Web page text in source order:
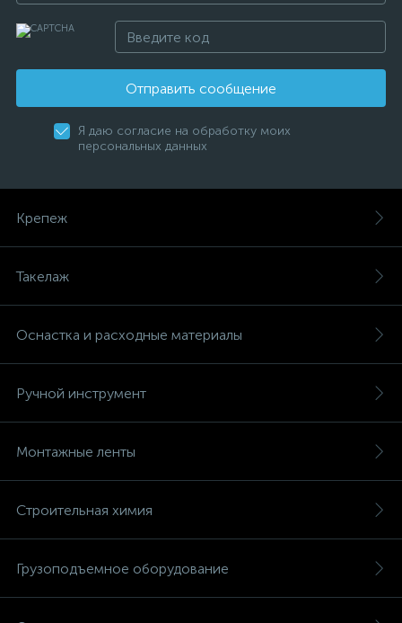
Отправить сообщение
Я даю согласие на обработку моих
персональных данных
Крепеж
Такелаж
Оснастка и расходные материалы
Ручной инструмент
Монтажные ленты
Строительная химия
Грузоподъемное оборудование